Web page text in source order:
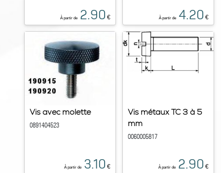
À partir de 2.90 € À partir de 4.20 €
Vis avec molette
0891404523
À partir de 3.10 €
Vis métaux TC 3 à 5
mm
0060005817
À partir de 2.90 €